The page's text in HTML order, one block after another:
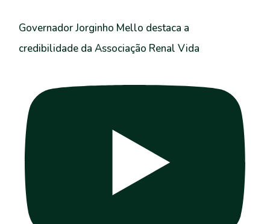
Governador Jorginho Mello destaca a
credibilidade da Associação Renal Vida